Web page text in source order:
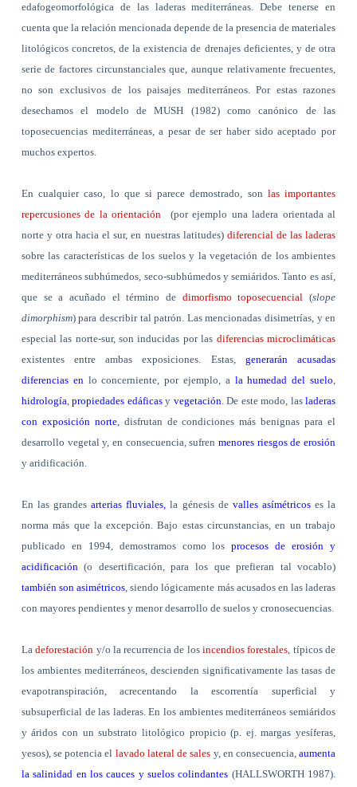
edafogeomorfológica de las laderas mediterráneas. Debe tenerse en
cuenta que la relación mencionada depende de la presencia de materiales
litológicos concretos, de la existencia de drenajes deficientes, y de otra
serie de factores circunstanciales que, aunque relativamente frecuentes,
no son exclusivos de los paisajes mediterráneos. Por estas razones
desechamos el modelo de MUSH (1982) como canónico de las
toposecuencias mediterráneas, a pesar de ser haber sido aceptado por
muchos expertos.
En cualquier caso, lo que si parece demostrado, son las importantes
repercusiones de la orientación
(por ejemplo una ladera orientada al
norte y otra hacia el sur, en nuestras latitudes) diferencial de las laderas
sobre las características de los suelos y la vegetación de los ambientes
mediterráneos subhúmedos, seco-subhúmedos y semiáridos. Tanto es así,
que se a acuñado el término de dimorfismo toposecuencial (slope
dimorphism) para describir tal patrón. Las mencionadas disimetrías, y en
especial las norte-sur, son inducidas por las diferencias microclimáticas
existentes entre ambas exposiciones. Estas, generarán acusadas
diferencias en lo concerniente, por ejemplo, a la humedad del suelo
hidrología ,propiedades edáficasy vegetación . De este modo, lasladeras
con exposición norte, disfrutan de condiciones más benignas para el
desarrollo vegetal y, en consecuencia, sufrenmenores riesgos de erosión
y aridificación.
En las grandesarterias fluviales, la génesis de valles asímétricoses la
norma más que la excepción. Bajo estas circunstancias, en un trabajo
publicado en 1994, demostramos como losprocesos de erosión y
acidificación(o desertificación, para los que prefieran tal vocablo)
también son asimétricos , siendo lógicamente más acusados en las laderas
con mayores pendientes y menor desarrollo de suelos y cronosecuencias.
Ladeforestación y/o la recurrencia de losincendios forestales , típicos de
los ambientes mediterráneos, descienden significativamente las tasas de
evapotranspiración, acrecentando la escorrentía superficial y
subsuperficial de las laderas. En los ambientes mediterráneos semiáridos
y áridos con un substrato litológico propicio (p. ej. margas yesíferas,
yesos), se potencia el lavado lateral de sales y, en consecuencia, aumenta
la salinidad en los cauces y suelos colindantes (HALLSWORTH 1987).